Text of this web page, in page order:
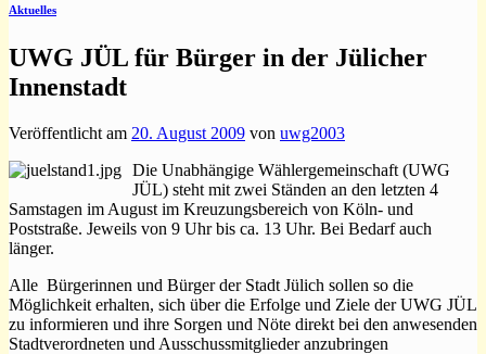
Aktuelles
UWG JÜL für Bürger in der Jülicher
Innenstadt
Veröffentlicht am 20. August 2009 von uwg2003
Die Unabhängige Wählergemeinschaft (UWG
JÜL) steht mit zwei Ständen an den letzten 4
Samstagen im August im Kreuzungsbereich von Köln- und
Poststraße. Jeweils von 9 Uhr bis ca. 13 Uhr. Bei Bedarf auch
länger.
Alle Bürgerinnen und Bürger der Stadt Jülich sollen so die
Möglichkeit erhalten, sich über die Erfolge und Ziele der UWG JÜL
zu informieren und ihre Sorgen und Nöte direkt bei den anwesenden
Stadtverordneten und Ausschussmitglieder anzubringen